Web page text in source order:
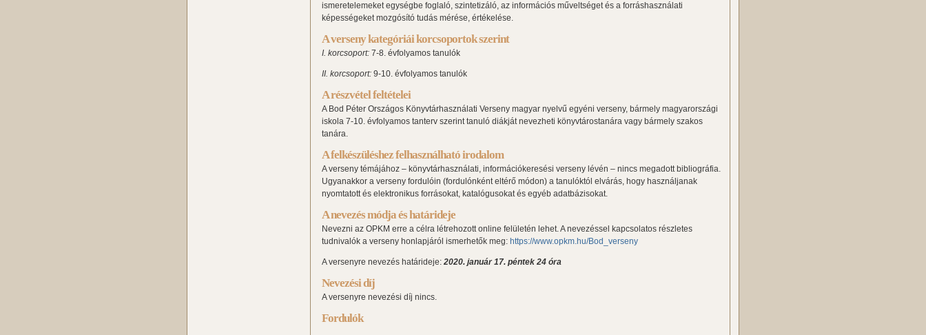
ismeretelemeket egységbe foglaló, szintetizáló, az információs műveltséget és a forráshasználati
képességeket mozgósító tudás mérése, értékelése.
A verseny kategóriái korcsoportok szerint
I. korcsoport:7-8. évfolyamos tanulók
II. korcsoport:9-10. évfolyamos tanulók
A részvétel feltételei
A Bod Péter Országos Könyvtárhasználati Verseny magyar nyelvű egyéni verseny, bármely magyarországi
iskola 7-10. évfolyamos tanterv szerint tanuló diákját nevezheti könyvtárostanára vagy bármely szakos
tanára.
A felkészüléshez felhasználható irodalom
A verseny témájához – könyvtárhasználati, információkeresési verseny lévén – nincs megadott bibliográfia.
Ugyanakkor a verseny fordulóin (fordulónként eltérő módon) a tanulóktól elvárás, hogy használjanak
nyomtatott és elektronikus forrásokat, katalógusokat és egyéb adatbázisokat.
A nevezés módja és határideje
Nevezni az OPKM erre a célra létrehozott online felületén lehet. A nevezéssel kapcsolatos részletes
tudnivalók a verseny honlapjáról ismerhetők meg: https://www.opkm.hu/Bod_verseny
A versenyre nevezés határideje:2020. január 17. péntek 24 óra
Nevezési díj
A versenyre nevezési díj nincs.
Fordulók